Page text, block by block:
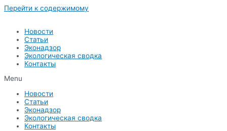
Перейти к содержимому
Новости
Статьи
Эконадзор
Экологическая сводка
Контакты
Menu
Новости
Статьи
Эконадзор
Экологическая сводка
Контакты